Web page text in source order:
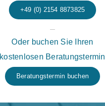
+49 (0) 2154 8873825
Oder buchen Sie Ihren
kostenlosen Beratungstermin
Beratungstermin buchen